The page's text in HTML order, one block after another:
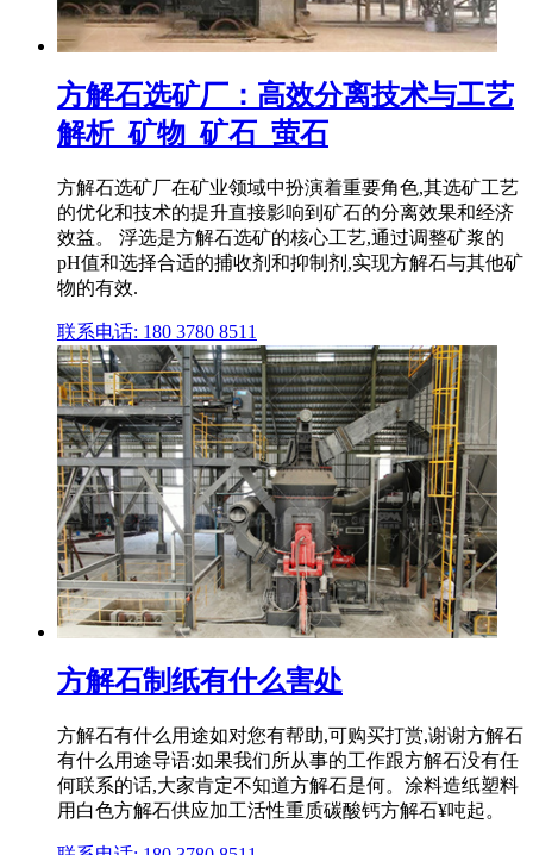
方解石选矿厂：高效分离技术与工艺
解析_矿物_矿石_萤石
方解石选矿厂在矿业领域中扮演着重要角色,其选矿工艺
的优化和技术的提升直接影响到矿石的分离效果和经济
效益。 浮选是方解石选矿的核心工艺,通过调整矿浆的
pH值和选择合适的捕收剂和抑制剂,实现方解石与其他矿
物的有效.
联系电话: 180 3780 8511
方解石制纸有什么害处
方解石有什么用途如对您有帮助,可购买打赏,谢谢方解石
有什么用途导语:如果我们所从事的工作跟方解石没有任
何联系的话,大家肯定不知道方解石是何。涂料造纸塑料
用白色方解石供应加工活性重质碳酸钙方解石¥吨起。